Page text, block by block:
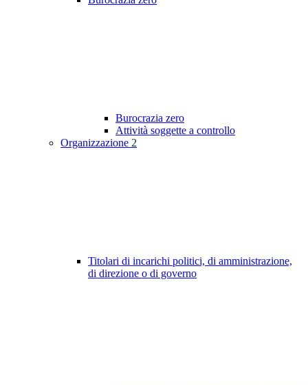
Burocrazia zero
Attività soggette a controllo
Organizzazione 2
Titolari di incarichi politici, di amministrazione,
di direzione o di governo